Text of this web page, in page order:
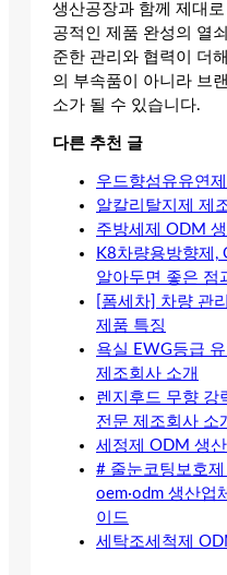
생산공장과 함께 제대
공적인 제품 완성의 열
준한 관리와 협력이 더
의 부속품이 아니라 브
소가 될 수 있습니다.
다른 추천 글
우드향섬유유연
알칼리탈지제 제
주방세제 ODM
K8차량용방향제,
알아두면 좋은 점
[폼세차] 차량 관
제품 특징
욕실 EWG등급
제조회사 소개
렌지후드 무향 강
전문 제조회사 소
세정제 ODM 생
# 줄눈코팅보호
oem·odm 생산업
이드
세탁조세척제